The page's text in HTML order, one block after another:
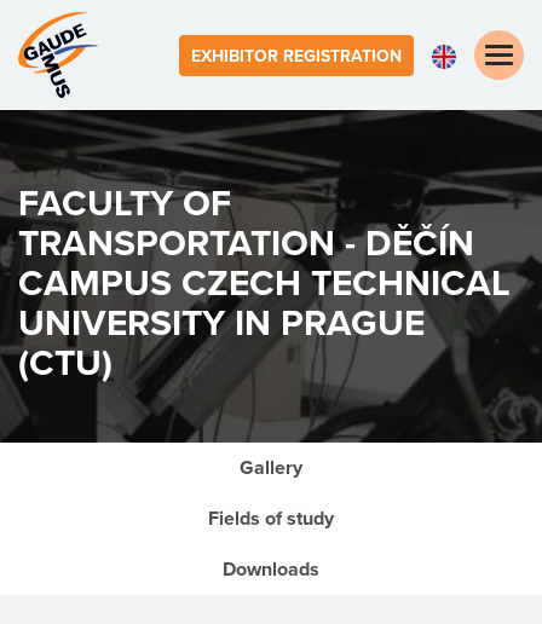
EXHIBITOR REGISTRATION
Toggle
FACULTY OF
TRANSPORTATION - DĚČÍN
CAMPUS CZECH TECHNICAL
UNIVERSITY IN PRAGUE
(CTU)
Gallery
Fields of study
Downloads